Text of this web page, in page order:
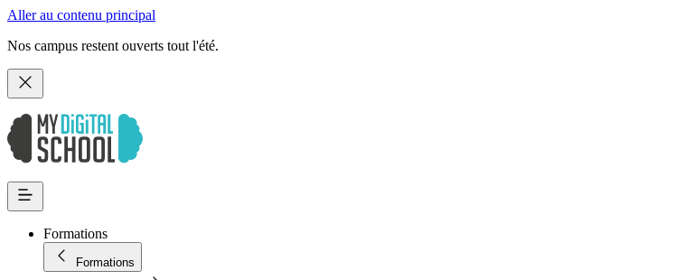
Aller au contenu principal
Nos campus restent ouverts tout l'été.
Formations
Formations